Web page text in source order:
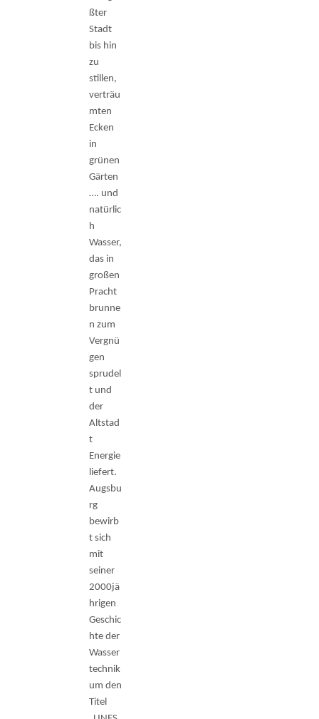
ßter
Stadt
bis hin
zu
stillen,
verträu
mten
Ecken
in
grünen
Gärten
…. und
natürlic
h
Wasser,
das in
großen
Pracht
brunne
n zum
Vergnü
gen
sprudel
t und
der
Altstad
t
Energie
liefert.
Augsbu
rg
bewirb
t sich
mit
seiner
2000jä
hrigen
Geschic
hte der
Wasser
technik
um den
Titel